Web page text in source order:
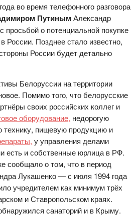
во время телефонного разговора
Путиным Александр
просьбой о потенциальной покупке
России. Позднее стало известно,
России будет детально
Белоруссии на территории
Помимо того, что белорусские
своих российских коллег и
оборудование, недорогую
технику, пищевую продукцию и
, у управления делами
есть и собственные юрлица в РФ.
сообщало о том, что в период
Лукашенко — с июля 1994 года
учредителем как минимум трёх
и Ставропольском краях.
санаторий и в Крыму.